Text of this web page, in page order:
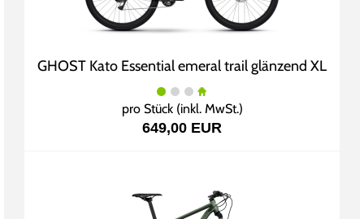
GHOST Kato Essential emeral trail glänzend XL
pro Stück (inkl. MwSt.)
649,00 EUR